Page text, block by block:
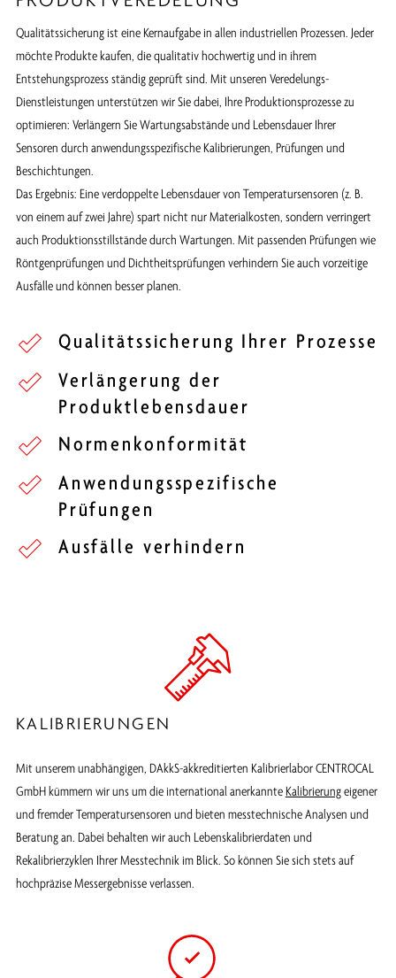
Qualitätssicherung ist eine Kernaufgabe in allen industriellen Prozessen. Jeder
möchte Produkte kaufen, die qualitativ hochwertig und in ihrem
Entstehungsprozess ständig geprüft sind. Mit unseren Veredelungs-
Dienstleistungen unterstützen wir Sie dabei, Ihre Produktionsprozesse zu
optimieren: Verlängern Sie Wartungsabstände und Lebensdauer Ihrer
Sensoren durch anwendungsspezifische Kalibrierungen, Prüfungen und
Beschichtungen.
Das Ergebnis: Eine verdoppelte Lebensdauer von Temperatursensoren (z. B.
von einem auf zwei Jahre) spart nicht nur Materialkosten, sondern verringert
auch Produktionsstillstände durch Wartungen. Mit passenden Prüfungen wie
Röntgenprüfungen und Dichtheitsprüfungen verhindern Sie auch vorzeitige
Ausfälle und können besser planen.
Qualitätssicherung Ihrer Prozesse
Verlängerung der
Produktlebensdauer
Normenkonformität
Anwendungsspezifische
Prüfungen
Ausfälle verhindern
KALIBRIERUNGEN
Mit unserem unabhängigen, DAkkS-akkreditierten Kalibrierlabor CENTROCAL
GmbH kümmern wir uns um die international anerkannte Kalibrierungeigener
und fremder Temperatursensoren und bieten messtechnische Analysen und
Beratung an. Dabei behalten wir auch Lebenskalibrierdaten und
Rekalibrierzyklen Ihrer Messtechnik im Blick. So können Sie sich stets auf
hochpräzise Messergebnisse verlassen.